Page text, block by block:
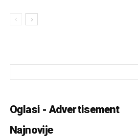
Oglasi - Advertisement
Najnovije